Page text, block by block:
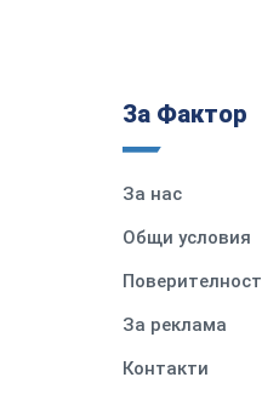
За Фактор
За нас
Общи условия
Поверителност
За реклама
Контакти